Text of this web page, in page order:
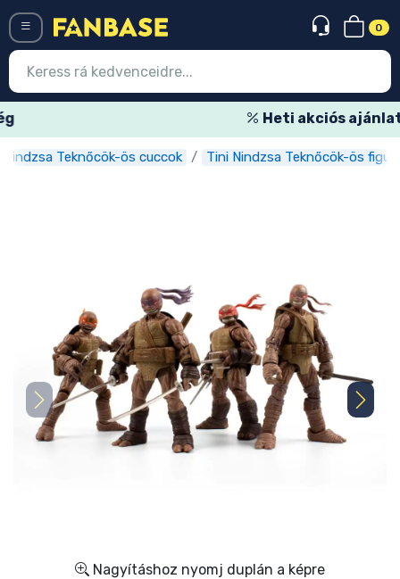
0
Heti akciós ajánlatok
Nindzsa Teknőcök-ös cuccok Tini Nindzsa Teknőcök-ös
Nagyításhoz nyomj duplán a képre
Menü
Belépés Regisztráció
Express szállítás
Előrendelhető cuccok
Outlet cuccok
Ajándékkártya
Szállítás és fizetés